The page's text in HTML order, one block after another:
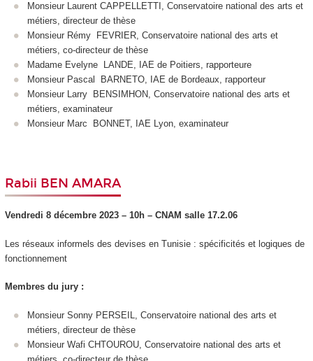
Monsieur Laurent CAPPELLETTI, Conservatoire national des arts et
métiers, directeur de thèse
Monsieur Rémy FEVRIER, Conservatoire national des arts et
métiers, co-directeur de thèse
Madame Evelyne LANDE, IAE de Poitiers, rapporteure
Monsieur Pascal BARNETO, IAE de Bordeaux, rapporteur
Monsieur Larry BENSIMHON, Conservatoire national des arts et
métiers, examinateur
Monsieur Marc BONNET, IAE Lyon, examinateur
Rabii BEN AMARA
Vendredi 8 décembre 2023 – 10h – CNAM salle 17.2.06
Les réseaux informels des devises en Tunisie : spécificités et logiques de
fonctionnement
Membres du jury :
Monsieur Sonny PERSEIL, Conservatoire national des arts et
métiers, directeur de thèse
Monsieur Wafi CHTOUROU, Conservatoire national des arts et